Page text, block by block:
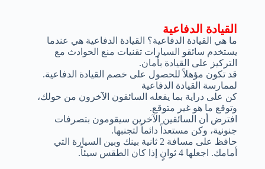
القيادة الدفاعية
ما هي القيادة الدفاعية؟ القيادة الدفاعية هي عندما
يستخدم سائقو السيارات تقنيات منع الحوادث مع
التركيز على القيادة بأمان.
قد تكون مؤهلاً للحصول على خصم القيادة الدفاعية.
لممارسة القيادة الدفاعية
كن على دراية بما يفعله السائقون الآخرون من حولك،
وتوقع ما هو غير متوقع.
افترض أن السائقين الآخرين سيقومون بتصرفات
جنونية، وكن مستعداً دائماً لتجنبها.
حافظ على مسافة 2 ثانية بينك وبين السيارة التي
أمامك. اجعلها 4 ثوانٍ إذا كان الطقس سيئاً.